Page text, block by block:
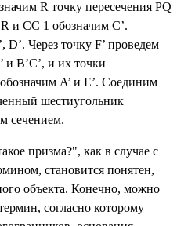
R точку пересечения PQ
и CC 1 обозначим C’.
Через точку F’ проведем
и B’C’, и их точки
A’ и E’. Соединим
шестиугольник
сечением.
призма?", как в случае с
становится понятен,
объекта. Конечно, можно
согласно которому